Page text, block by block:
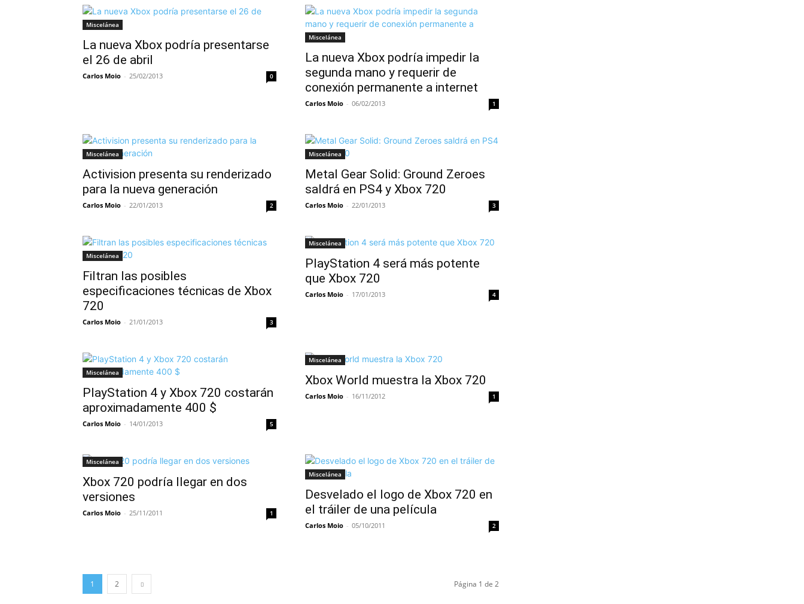
Miscelánea
La nueva Xbox podría presentarse
el 26 de abril
Carlos Moio - 25/02/2013 0
Miscelánea
La nueva Xbox podría impedir la
segunda mano y requerir de
conexión permanente a internet
Carlos Moio - 06/02/2013 1
Miscelánea
Activision presenta su renderizado
para la nueva generación
Carlos Moio - 22/01/2013 2
Miscelánea
Metal Gear Solid: Ground Zeroes
saldrá en PS4 y Xbox 720
Carlos Moio - 22/01/2013 3
Miscelánea
Filtran las posibles
especificaciones técnicas de Xbox
720
Carlos Moio - 21/01/2013 3
Miscelánea
PlayStation 4 será más potente
que Xbox 720
Carlos Moio - 17/01/2013 4
Miscelánea
PlayStation 4 y Xbox 720 costarán
aproximadamente 400 $
Carlos Moio - 14/01/2013 5
Miscelánea
Xbox World muestra la Xbox 720
Carlos Moio - 16/11/2012 1
Miscelánea
Xbox 720 podría llegar en dos
versiones
Carlos Moio - 25/11/2011 1
Miscelánea
Desvelado el logo de Xbox 720 en
el tráiler de una película
Carlos Moio - 05/10/2011 2
1 2 Página 1 de 2